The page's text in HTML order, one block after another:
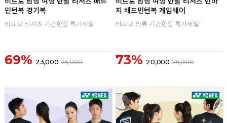
민턴복 경기복
비트로 티셔츠 기간한정 특가세일!
69% 23,000 75,000
지 배드민턴복 게임웨어
비트로 의류 기간한정 특가세일!
73% 20,000 75,000